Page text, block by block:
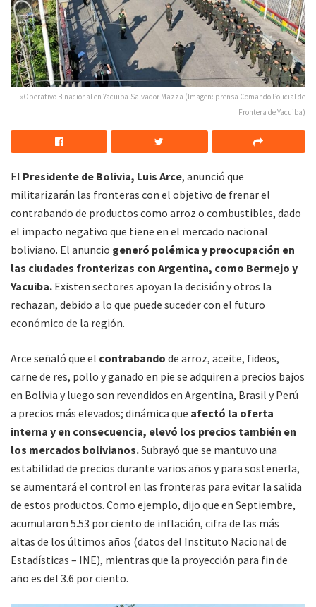
»Operativo Binacional en Yacuiba-Salvador Mazza (Imagen: prensa Comando Policial de
Frontera de Yacuiba)
El Presidente de Bolivia, Luis Arce, anunció que
militarizarán las fronteras con el objetivo de frenar el
contrabando de productos como arroz o combustibles, dado
el impacto negativo que tiene en el mercado nacional
boliviano. El anuncio generó polémica y preocupación en
las ciudades fronterizas con Argentina, como Bermejo y
Yacuiba. Existen sectores apoyan la decisión y otros la
rechazan, debido a lo que puede suceder con el futuro
económico de la región.
Arce señaló que el contrabando de arroz, aceite, fideos,
carne de res, pollo y ganado en pie se adquiren a precios bajos
en Bolivia y luego son revendidos en Argentina, Brasil y Perú
a precios más elevados; dinámica que afectó la oferta
interna y en consecuencia, elevó los precios también en
los mercados bolivianos.Subrayó que se mantuvo una
estabilidad de precios durante varios años y para sostenerla,
se aumentará el control en las fronteras para evitar la salida
de estos productos. Como ejemplo, dijo que en Septiembre,
acumularon 5.53 por ciento de inflación, cifra de las más
altas de los últimos años (datos del Instituto Nacional de
Estadísticas – INE), mientras que la proyección para fin de
año es del 3.6 por ciento.